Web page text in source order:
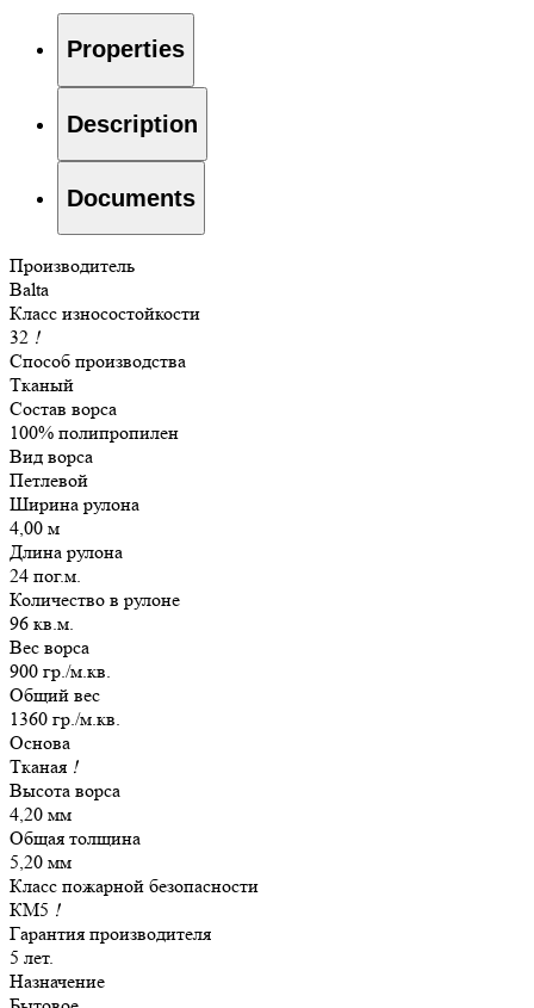
Properties
Description
Documents
Производитель
Balta
Класс износостойкости
32 !
Способ производства
Тканый
Состав ворса
100% полипропилен
Вид ворса
Петлевой
Ширина рулона
4,00 м
Длина рулона
24 пог.м.
Количество в рулоне
96 кв.м.
Вес ворса
900 гр./м.кв.
Общий вес
1360 гр./м.кв.
Основа
Тканая !
Высота ворса
4,20 мм
Общая толщина
5,20 мм
Класс пожарной безопасности
КМ5 !
Гарантия производителя
5 лет.
Назначение